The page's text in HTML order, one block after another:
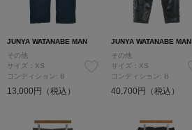
JUNYA WATANABE MAN
その他
サイズ：XS
コンディション: B
13,000円（税込）
JUNYA WATANABE MAN
その他
サイズ：XS
コンディション: B
40,700円（税込）